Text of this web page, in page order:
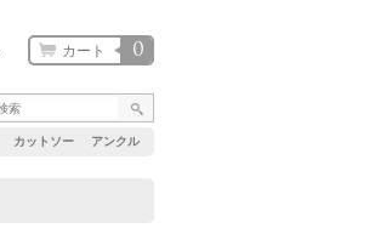
カットソー アンクル
0
カート